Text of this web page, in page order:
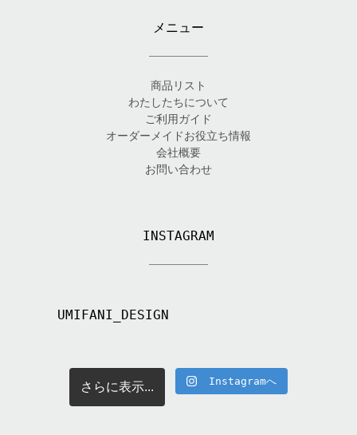
メニュー
商品リスト
わたしたちについて
ご利用ガイド
オーダーメイドお役立ち情報
会社概要
お問い合わせ
INSTAGRAM
UMIFANI_DESIGN
さらに表示... Instagramへ